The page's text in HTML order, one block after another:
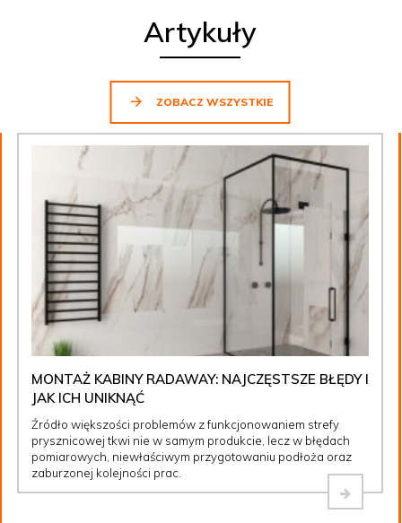
Artykuły
ZOBACZ WSZYSTKIE
MONTAŻ KABINY RADAWAY: NAJCZĘSTSZE BŁĘDY I
JAK ICH UNIKNĄĆ
Źródło większości problemów z funkcjonowaniem strefy
prysznicowej tkwi nie w samym produkcie, lecz w błędach
pomiarowych, niewłaściwym przygotowaniu podłoża oraz
zaburzonej kolejności prac.